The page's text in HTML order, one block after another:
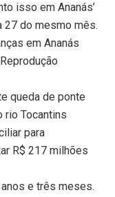
isso em Ananás’
27 do mesmo mês.
em Ananás
queda de ponte
rio Tocantins
para
R$ 217 milhões
e três meses.